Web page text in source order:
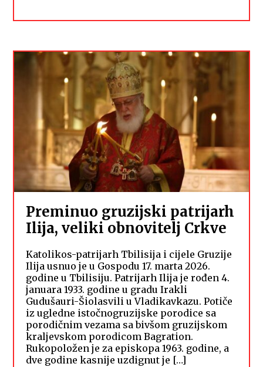
Preminuo gruzijski patrijarh
Ilija, veliki obnovitelj Crkve
Katolikos-patrijarh Tbilisija i cijele Gruzije
Ilija usnuo je u Gospodu 17. marta 2026.
godine u Tbilisiju. Patrijarh Ilija je rođen 4.
januara 1933. godine u gradu Irakli
Gudušauri-Šiolasvili u Vladikavkazu. Potiče
iz ugledne istočnogruzijske porodice sa
porodičnim vezama sa bivšom gruzijskom
kraljevskom porodicom Bagration.
Rukopoložen je za episkopa 1963. godine, a
dve godine kasnije uzdignut je […]